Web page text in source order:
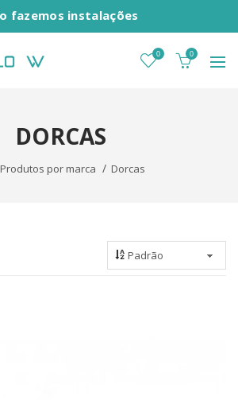
fazemos instalações
0 0
DORCAS
Produtos por marca Dorcas